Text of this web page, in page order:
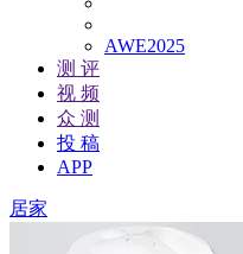
AWE2025
测 评
视 频
众 测
投 稿
APP
居家